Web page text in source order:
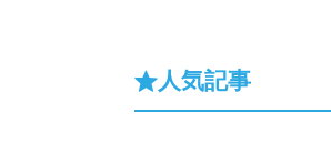
人気記事